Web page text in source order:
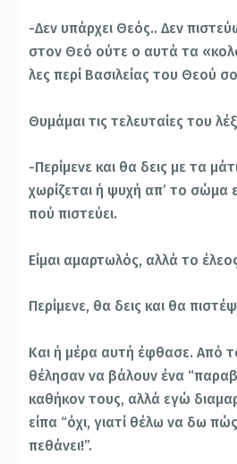
-Δεν υπάρχει Θεός.. Δεν
στον Θεό ούτε ο αυτά τα
λες περί Βασιλείας του Θεού
Θυμάμαι τις τελευταίες του
-Περίμενε και θα δεις με τα
χωρίζεται ή ψυχή απ’ το σώμα
πού πιστεύει.
Είμαι αμαρτωλός, αλλά το
Περίμενε, θα δεις και θα
Και ή μέρα αυτή έφθασε. Από
θέλησαν να βάλουν ένα
καθήκον τους, αλλά εγώ
είπα “όχι, γιατί θέλω να δω
πεθάνει!”.